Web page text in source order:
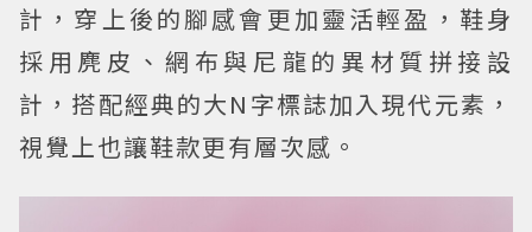
計，穿上後的腳感會更加靈活輕盈，鞋身
採用麂皮、網布與尼龍的異材質拼接設
計，搭配經典的大N字標誌加入現代元素，
視覺上也讓鞋款更有層次感。